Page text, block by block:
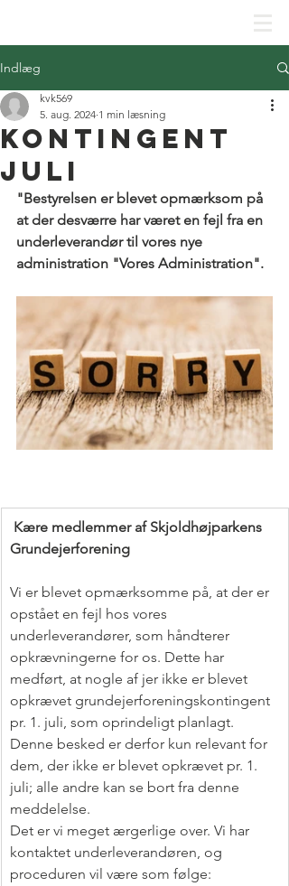
Indlæg
Kontingent
Juli
kvk569
5. aug. 2024 1 min læsning
"Bestyrelsen er blevet opmærksom på
at der desværre har været en fejl fra en
underleverandør til vores nye
administration "Vores Administration".
Kære medlemmer af Skjoldhøjparkens
Grundejerforening
Vi er blevet opmærksomme på, at der er
opstået en fejl hos vores
underleverandører, som håndterer
opkrævningerne for os. Dette har
medført, at nogle af jer ikke er blevet
opkrævet grundejerforeningskontingent
pr. 1. juli, som oprindeligt planlagt.
Denne besked er derfor kun relevant for
dem, der ikke er blevet opkrævet pr. 1.
juli; alle andre kan se bort fra denne
meddelelse.
Det er vi meget ærgerlige over. Vi har
kontaktet underleverandøren, og
proceduren vil være som følge: